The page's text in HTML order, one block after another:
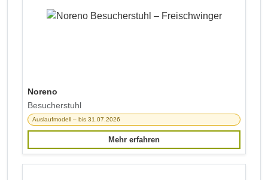
Noreno
Besucherstuhl
Auslaufmodell – bis 31.07.2026
Mehr erfahren